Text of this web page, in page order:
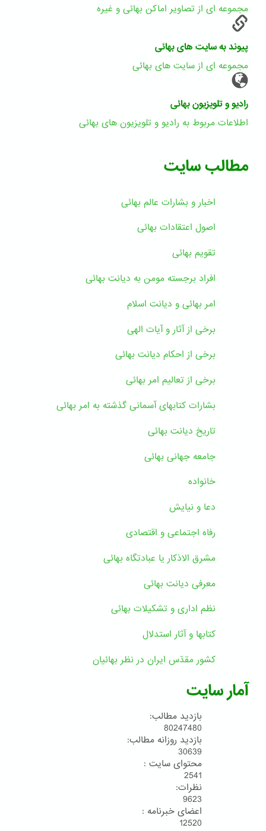
مجموعه ای از تصاویر اماکن بهائی و غیره
پیوند به سایت های بهائی
مجموعه ای از سایت های بهائی
رادیو و تلویزیون بهائی
اطلاعات مربوط به رادیو و تلویزیون های بهائی
مطالب سایت
اخبار و بشارات عالم بهائى
اصول اعتقادات بهائی
تقویم بهائی
افراد برجسته مومن به دیانت بهائی
امر بهائی و دیانت اسلام
برخی از آثار و آیات الهی
برخی از احکام دیانت بهائی
برخی از تعالیم امر بهائی
بشارات کتابهای آسمانی گذشته به امر بهائی
تاریخ دیانت بهائی
جامعه جهانی بهائی
خانواده
دعا و نیایش
رفاه اجتماعی و اقتصادی
مشرق الاذکار یا عبادتگاه بهائی
معرفی دیانت بهائی
نظم اداری و تشکیلات بهائی
کتابها و آثار استدلال
کشور مقدّس ایران در نظر بهائیان
آمار سایت
بازدید مطالب:
80247480
بازدید روزانه مطالب:
30639
محتوای سایت :
2541
نظرات:
9623
اعضای خبرنامه :
12520